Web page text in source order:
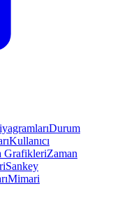
Durum
Kullanıcı
GrafikleriZaman
Sankey
Mimari